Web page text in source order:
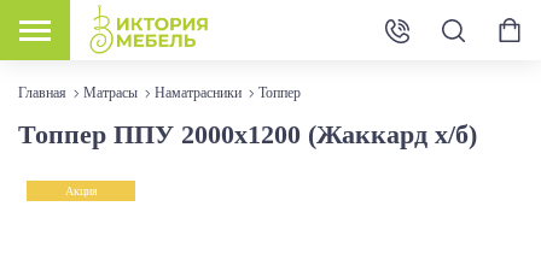
Главная Матрасы Наматрасники Топпер
Топпер ППУ 2000х1200 (Жаккард х/б)
Акция